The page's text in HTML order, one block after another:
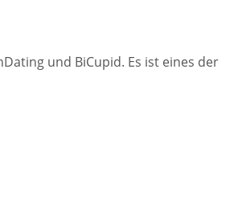
und BiCupid. Es ist eines der